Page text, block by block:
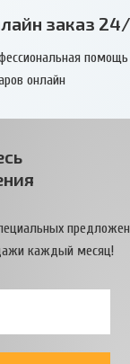
заказ
онлайн
каждый месяц!